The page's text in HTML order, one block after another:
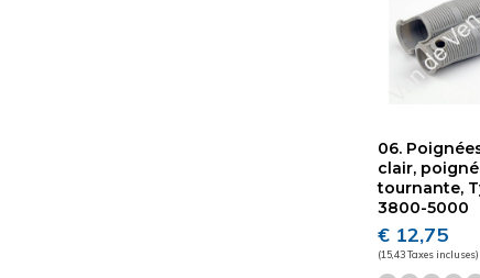
06.
clair,
tournante,
3800-5000
€ 12,75
(15,43 Taxes incluses)